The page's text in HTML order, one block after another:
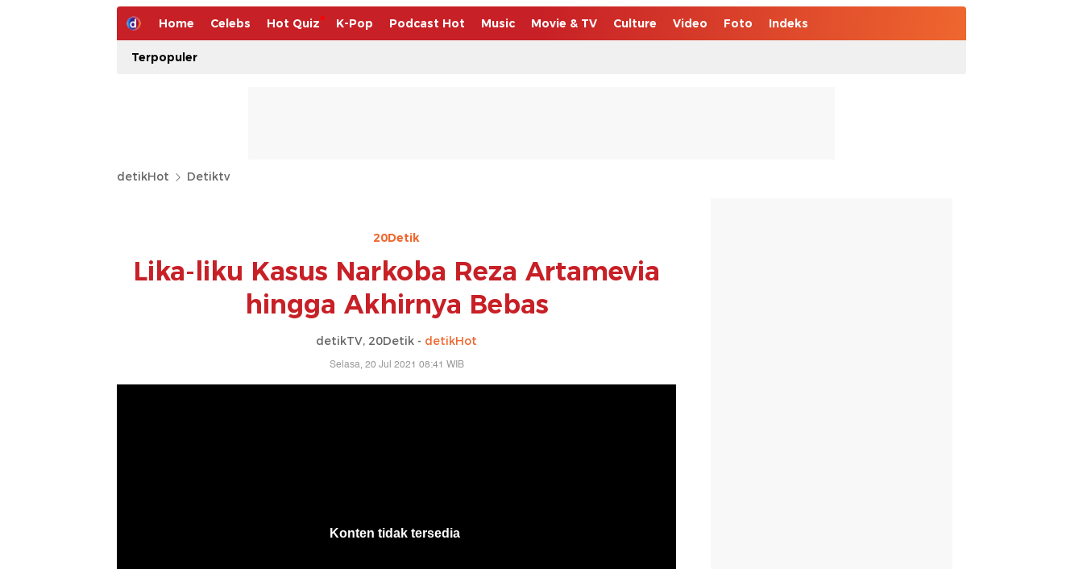
Home Celebs Hot Quiz K-Pop Podcast Hot Music Movie & TV Culture Video Foto Indeks
Terpopuler
detikHot Detiktv
20Detik
Lika-liku Kasus Narkoba Reza Artamevia
hingga Akhirnya Bebas
detikTV, 20Detik - detikHot
Selasa, 20 Jul 2021 08:41 WIB